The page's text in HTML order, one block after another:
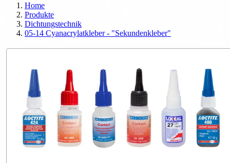
Home
Produkte
Dichtungstechnik
05-14 Cyanacrylatkleber - "Sekundenkleber"